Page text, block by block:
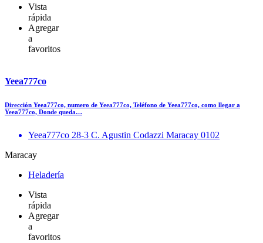
Vista
rápida
Agregar
a
favoritos
Yeea777co
Dirección Yeea777co, numero de Yeea777co, Teléfono de Yeea777co, como llegar a
Yeea777co, Donde queda…
Yeea777co 28-3 C. Agustin Codazzi Maracay 0102
Maracay
Heladería
Vista
rápida
Agregar
a
favoritos